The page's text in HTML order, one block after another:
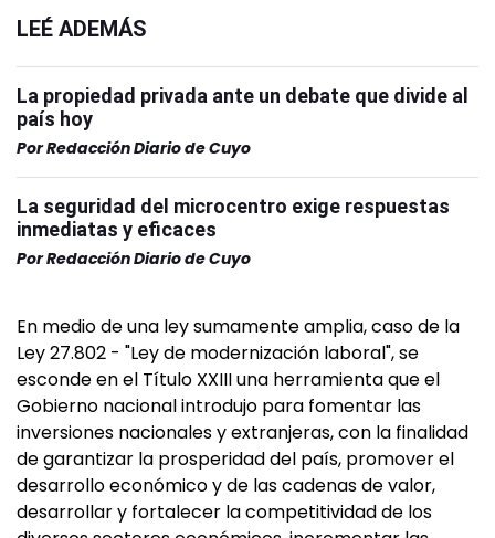
LEÉ ADEMÁS
La propiedad privada ante un debate que divide al
país hoy
PorRedacción Diario de Cuyo
La seguridad del microcentro exige respuestas
inmediatas y eficaces
PorRedacción Diario de Cuyo
En medio de una ley sumamente amplia, caso de la
Ley 27.802 - "Ley de modernización laboral", se
esconde en el Título XXIII una herramienta que el
Gobierno nacional introdujo para fomentar las
inversiones nacionales y extranjeras, con la finalidad
de garantizar la prosperidad del país, promover el
desarrollo económico y de las cadenas de valor,
desarrollar y fortalecer la competitividad de los